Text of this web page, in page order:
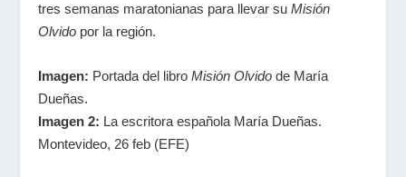
tres semanas maratonianas para llevar suMisión
Olvido por la región.
Imagen: Portada del libroMisión Olvido de María
Dueñas.
Imagen 2: La escritora española María Dueñas.
Montevideo, 26 feb (EFE)